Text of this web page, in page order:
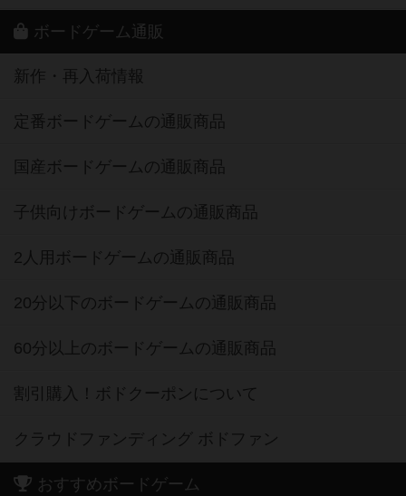
ボードゲーム通販
新作・再入荷情報
定番ボードゲームの通販商品
国産ボードゲームの通販商品
子供向けボードゲームの通販商品
2人用ボードゲームの通販商品
20分以下のボードゲームの通販商品
60分以上のボードゲームの通販商品
割引購入！ボドクーポンについて
クラウドファンディング ボドファン
おすすめボードゲーム